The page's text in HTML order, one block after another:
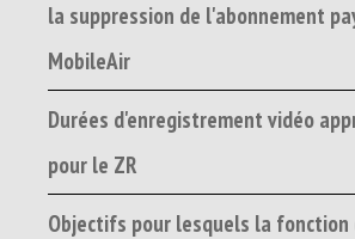
la suppression de l'abonnement
MobileAir
Durées d'enregistrement vidéo
pour le ZR
Objectifs pour lesquels la